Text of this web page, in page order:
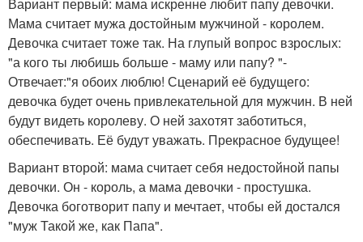
Мама считает мужа достойным мужчиной - королем.
Девочка считает тоже так. На глупый вопрос взрослых:
"а кого ты любишь больше - маму или папу? "-
Отвечает:"я обоих люблю! Сценарий её будущего:
девочка будет очень привлекательной для мужчин. В ней
будут видеть королеву. О ней захотят заботиться,
обеспечивать. Её будут уважать. Прекрасное будущее!
Вариант второй: мама считает себя недостойной папы
девочки. Он - король, а мама девочки - простушка.
Девочка боготворит папу и мечтает, чтобы ей достался
"муж Такой же, как Папа".